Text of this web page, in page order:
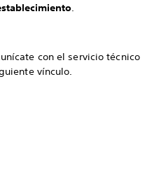
.
con el servicio técnico
vínculo.